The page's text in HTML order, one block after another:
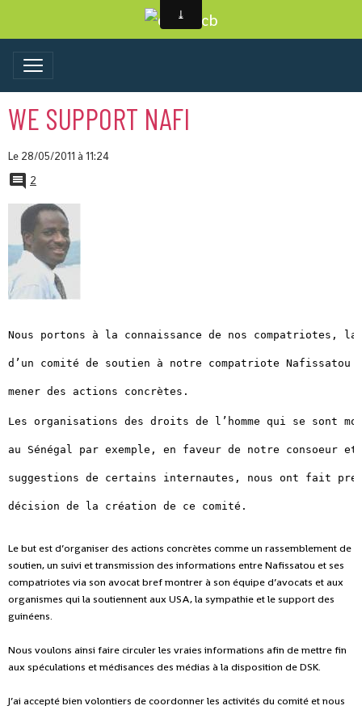
WE SUPPORT NAFI
Le 28/05/2011 à 11:24
2
Nous portons à la connaissance de nos compatriotes,
d’un comité de soutien à notre compatriote
mener des actions concrètes.
Les organisations des droits de l’homme qui se sont
au Sénégal par exemple, en faveur de notre consoeur
suggestions de certains internautes, nous ont fait
décision de la création de ce comité.
Le but est d’organiser des actions concrètes comme un rassemblement de
soutien, un suivi et transmission des informations entre Nafissatou et ses
compatriotes via son avocat bref montrer à son équipe d’avocats et aux
organismes qui la soutiennent aux USA, la sympathie et le support des
guinéens.
Nous voulons ainsi faire circuler les vraies informations afin de mettre fin
aux spéculations et médisances des médias à la disposition de DSK.
J’ai accepté bien volontiers de coordonner les activités du comité et nous